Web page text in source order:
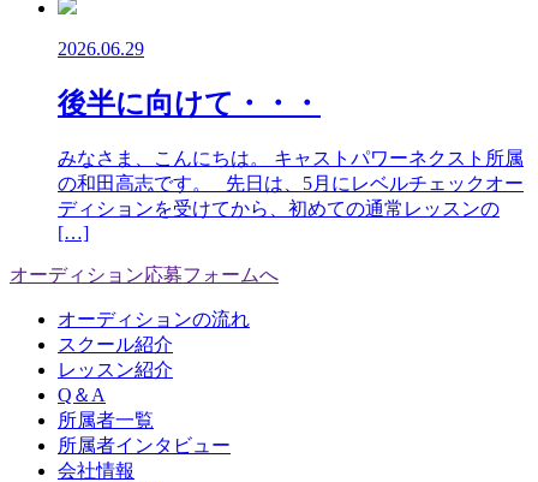
2026.06.29
後半に向けて・・・
みなさま、こんにちは。 キャストパワーネクスト所属
の和田高志です。 先日は、5月にレベルチェックオー
ディションを受けてから、初めての通常レッスンの
[…]
オーディション応募フォームへ
オーディションの流れ
スクール紹介
レッスン紹介
Q＆A
所属者一覧
所属者インタビュー
会社情報